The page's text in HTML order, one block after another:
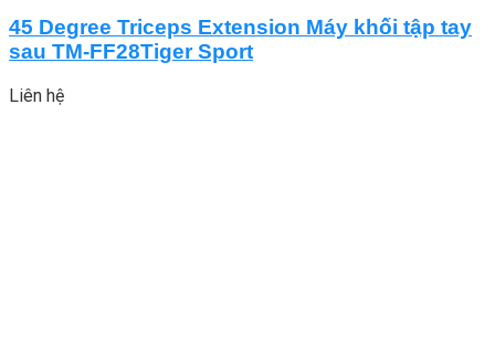
45 Degree Triceps Extension Máy khối tập tay
sau TM-FF28Tiger Sport
Liên hệ